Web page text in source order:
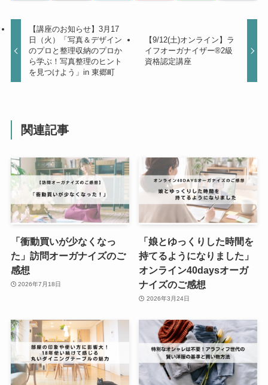
【講座のお知らせ】3月17
日（火）「写真＆デザイン
のプロと整理収納のプロか
ら学ぶ！写真整理のヒント
を見つけよう」in 東郷町
【9/12(土)オンライン】ラ
イフオーガナイザー®︎2級
資格認定講座
関連記事
「衝動買いが少なくなっ
た」訪問オーガナイズのご
感想
2026年7月18日
「娘とゆっくりした時間を
持てるようになりました」
オンライン40daysオーガ
ナイズのご感想
2026年3月24日